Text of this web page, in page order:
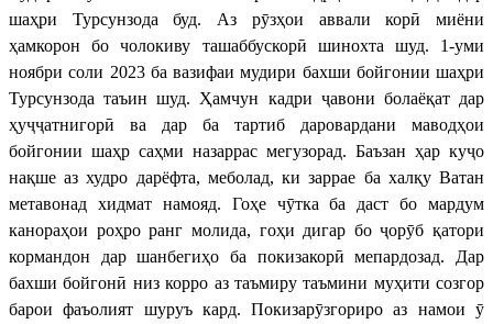
шаҳри Турсунзода буд. Аз рӯзҳои аввали корӣ миёни
ҳамкорон бо чолокиву ташаббускорӣ шинохта шуд. 1-уми
ноябри соли 2023 ба вазифаи мудири бахши бойгонии шаҳри
Турсунзода таъин шуд. Ҳамчун кадри ҷавони болаёқат дар
ҳуҷҷатнигорӣ ва дар ба тартиб даровардани маводҳои
бойгонии шаҳр саҳми назаррас мегузорад. Баъзан ҳар куҷо
нақше аз худро дарёфта, меболад, ки заррае ба халқу Ватан
метавонад хидмат намояд. Гоҳе чӯтка ба даст бо мардум
канораҳои роҳро ранг молида, гоҳи дигар бо ҷорӯб қатори
кормандон дар шанбегиҳо ба покизакорӣ мепардозад. Дар
бахши бойгонӣ низ корро аз таъмиру таъмини муҳити созгор
барои фаъолият шуруъ кард. Покизарӯзгориро аз намои ӯ